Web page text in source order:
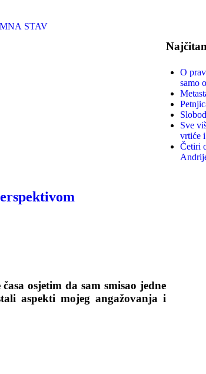
STAV
osjetim da sam smisao jedne
aspekti mojeg angažovanja i
O
samo
Sve
vrtiće
Četiri